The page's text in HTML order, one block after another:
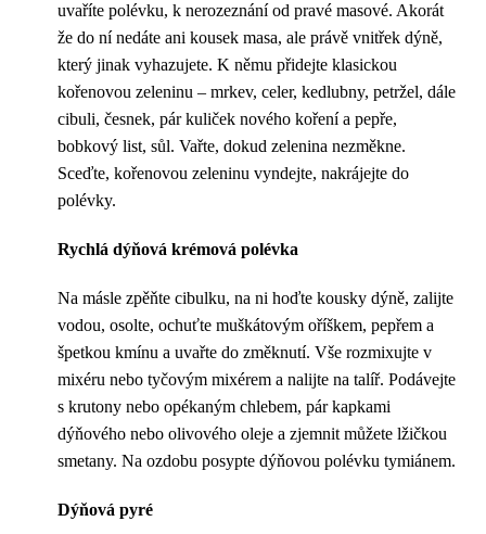
uvaříte polévku, k nerozeznání od pravé masové. Akorát
že do ní nedáte ani kousek masa, ale právě vnitřek dýně,
který jinak vyhazujete. K němu přidejte klasickou
kořenovou zeleninu – mrkev, celer, kedlubny, petržel, dále
cibuli, česnek, pár kuliček nového koření a pepře,
bobkový list, sůl. Vařte, dokud zelenina nezměkne.
Sceďte, kořenovou zeleninu vyndejte, nakrájejte do
polévky.
Rychlá dýňová krémová polévka
Na másle zpěňte cibulku, na ni hoďte kousky dýně, zalijte
vodou, osolte, ochuťte muškátovým oříškem, pepřem a
špetkou kmínu a uvařte do změknutí. Vše rozmixujte v
mixéru nebo tyčovým mixérem a nalijte na talíř. Podávejte
s krutony nebo opékaným chlebem, pár kapkami
dýňového nebo olivového oleje a zjemnit můžete lžičkou
smetany. Na ozdobu posypte dýňovou polévku tymiánem.
Dýňová pyré